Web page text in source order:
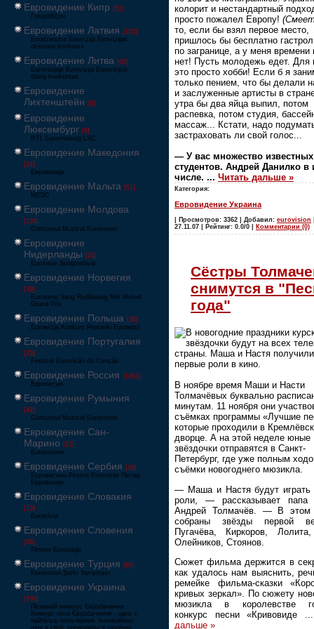
Евровидение Кипр [52]
Γιουροβίζιον
Евровидение Латвия [125]
Eirodziesma Eirovīzija Eirovīzijas
dziesmu konkurss
Евровидение Литва [65]
Eurovizijoje Eurovizija Eurovizijos
dainų konkursas
Евровидение
Лихтенштейн [6]
Евровидение
Люксембург [6]
RTL Luxembourg LSC
Евровидение Македония
[24]
Евровизија
Евровидение Мальта [51]
MESC
Евровидение Молдова
[134]
Concursul Muzical Eurovision
Евровидение
Нидерланды [26]
Eurovisie Songfestival
Евровидение Норвегия
[39]
Eurosong Sang Ryddesalg Nrk Melodi
Grand Prix
Евровидение Польша [36]
Eurowizja Konkurs Piosenki Eurowizji
Евровидение Португалия
[25]
Festival Eurovisão da Canção
Евровидение Россия [1062]
Европесня
Евровидение Румыния
[41]
Concursul Muzical Eurovision
Евровидение Сан-
Марино [23]
Eurovisione
Евровидение Сербия [39]
Еуровисион Pesma Evrovizije Песма
Евровизије
Евровидение Словакия
[13]
Eurovízia
Евровидение Словения
[26]
Pesem Evrovizije
Евровидение Турция [66]
Eurovision Şarkı Yarışması
Евровидение Украина
[796]
Пісенний конкурс Євробачення
Конкурс пісні Євробачення - одне з
найбільш популярних телевізійних
шоу в світі, проводиться щорічно,
колорит и нестандартный
просто пожалел Европу!
то, если бы взял первое место,
пришлось бы бесплатно
по загранице, а у меня времени
нет! Пусть молодежь едет. Для
это просто хобби! Если б я
только пением, что бы делали
и заслуженные артисты в
утра бы два яйца выпил, потом
распевка, потом студия,
массаж... Кстати, надо
застраховать ли свой голос...
— У вас множество известных
студентов. Андрей Данилко в
числе. ... Читать дальше »
Категория:
Евровидение Украина
| Просмотров: 3362 | Добавил: eurovision
27.11.07 | Рейтинг: 0.0/0 | Комментарии (0)
Сёстры
снимутся в
года"
В новогодние праздники
звёздочки будут на всех
страны. Маша и Настя
первые роли в кино.
В ноябре время Маши и Насти
Толмачёвых буквально
минутам. 11 ноября они
съёмках программы «Лучшие
которые проходили в
дворце. А на этой неделе юные
звёздочки отправятся в Санкт-
Петербург, где уже полным
съёмки новогоднего мюзикла.
— Маша и Настя будут играть
роли, — рассказывает папа
Андрей Толмачёв. — В этом
собраны звёзды первой
Пугачёва, Киркоров,
Олейников, Стоянов.
Сюжет фильма держится в
как удалось нам выяснить,
ремейке фильма-сказки
кривых зеркал». По сюжету
мюзикла в королевстве
конкурс песни «Кривовиде
дальше »